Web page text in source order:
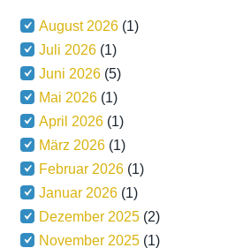
August 2026 (1)
Juli 2026 (1)
Juni 2026 (5)
Mai 2026 (1)
April 2026 (1)
März 2026 (1)
Februar 2026 (1)
Januar 2026 (1)
Dezember 2025 (2)
November 2025 (1)